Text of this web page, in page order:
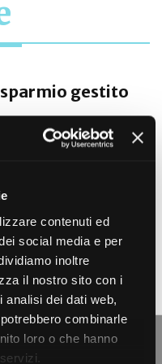
contenuti ed
social media e per
inoltre
il nostro sito con i
dei dati web,
combinarle
loro o che hanno
gestito